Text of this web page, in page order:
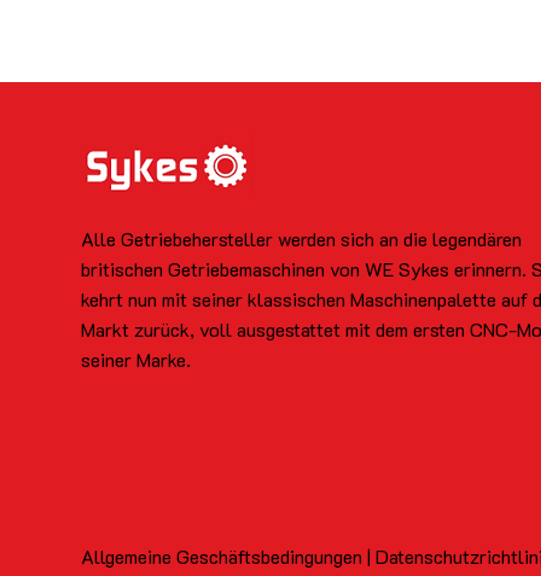
Alle Getriebehersteller werden sich an die legendären
britischen Getriebemaschinen von WE Sykes erinnern.
kehrt nun mit seiner klassischen Maschinenpalette auf
Markt zurück, voll ausgestattet mit dem ersten CNC-
seiner Marke.
Allgemeine Geschäftsbedingungen |